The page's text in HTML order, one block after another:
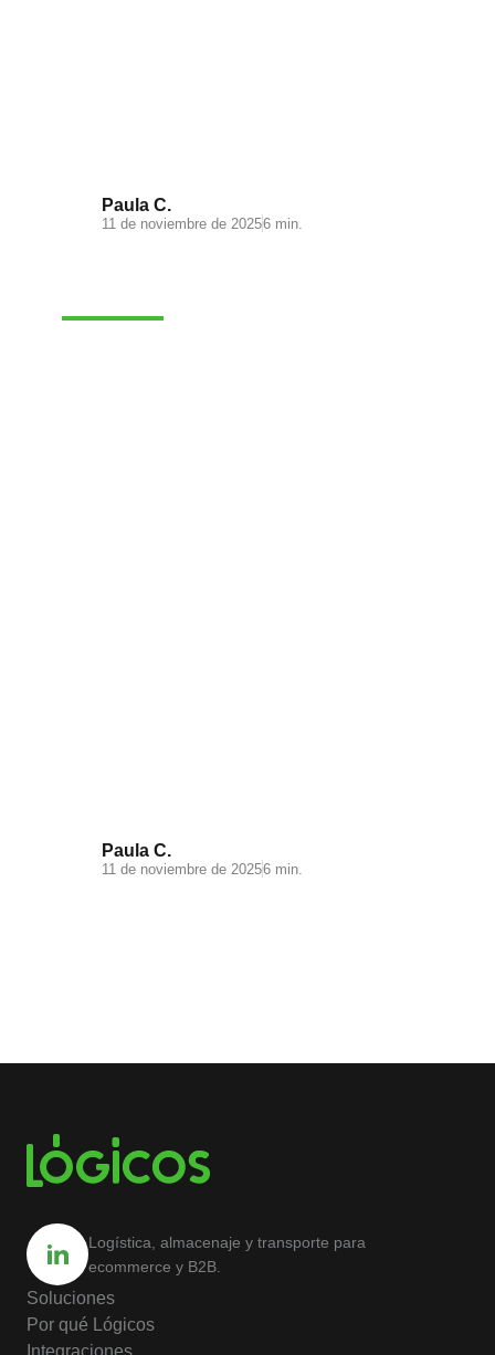
Paula C.
11 de noviembre de 20256 min.
Paula C.
11 de noviembre de 20256 min.
Logística, almacenaje y transporte para
ecommerce y B2B.
Soluciones
Por qué Lógicos
Integraciones